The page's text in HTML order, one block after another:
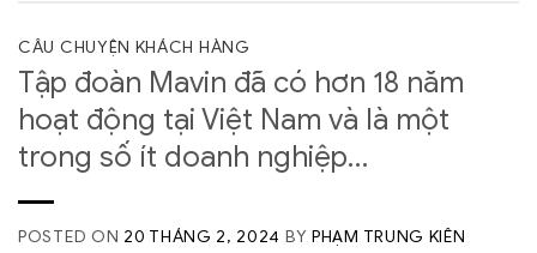
CÂU CHUYỆN KHÁCH HÀNG
Tập đoàn Mavin đã có hơn 18 năm
hoạt động tại Việt Nam và là một
trong số ít doanh nghiệp…
POSTED ON 20 THÁNG 2, 2024 BYPHẠM TRUNG KIÊN